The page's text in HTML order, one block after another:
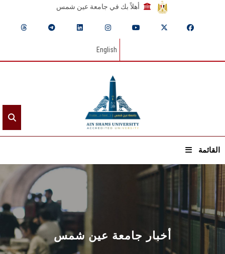
أهلاً بك في جامعة عين شمس
English
القائمة
الرئيسيـة
عن الجامعة
القطاعـات أخبار جامعة عين شمس